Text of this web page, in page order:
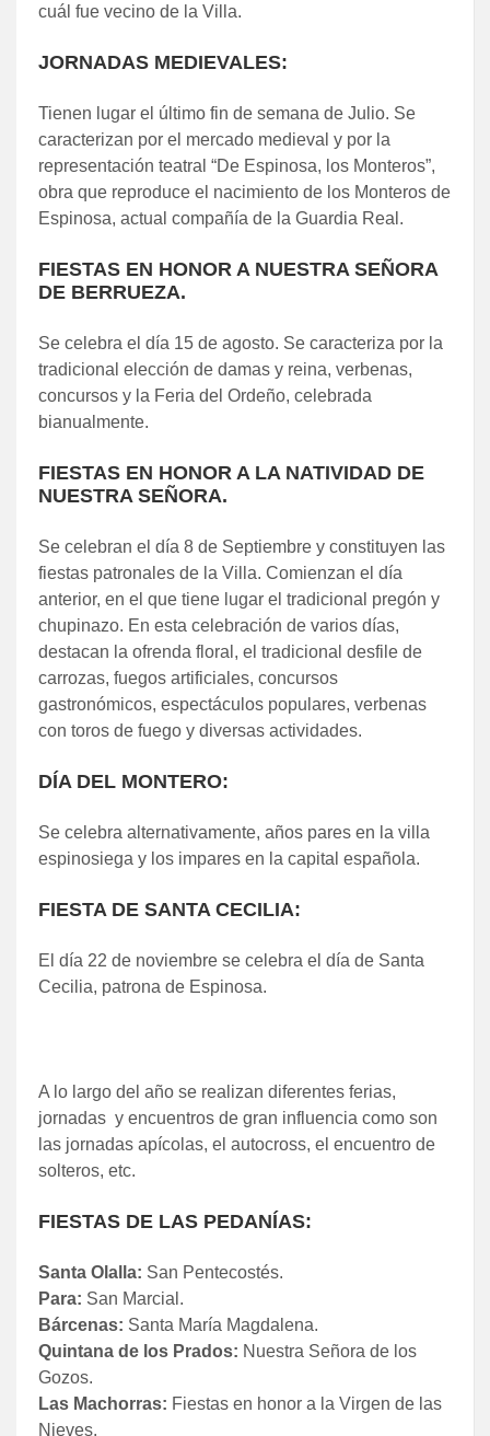
cuál fue vecino de la Villa.
JORNADAS MEDIEVALES:
Tienen lugar el último fin de semana de Julio. Se
caracterizan por el mercado medieval y por la
representación teatral “De Espinosa, los Monteros”,
obra que reproduce el nacimiento de los Monteros de
Espinosa, actual compañía de la Guardia Real.
FIESTAS EN HONOR A NUESTRA SEÑORA
DE BERRUEZA.
Se celebra el día 15 de agosto. Se caracteriza por la
tradicional elección de damas y reina, verbenas,
concursos y la Feria del Ordeño, celebrada
bianualmente.
FIESTAS EN HONOR A LA NATIVIDAD DE
NUESTRA SEÑORA.
Se celebran el día 8 de Septiembre y constituyen las
fiestas patronales de la Villa. Comienzan el día
anterior, en el que tiene lugar el tradicional pregón y
chupinazo. En esta celebración de varios días,
destacan la ofrenda floral, el tradicional desfile de
carrozas, fuegos artificiales, concursos
gastronómicos, espectáculos populares, verbenas
con toros de fuego y diversas actividades.
DÍA DEL MONTERO:
Se celebra alternativamente, años pares en la villa
espinosiega y los impares en la capital española.
FIESTA DE SANTA CECILIA:
El día 22 de noviembre se celebra el día de Santa
Cecilia, patrona de Espinosa.
A lo largo del año se realizan diferentes ferias,
jornadas y encuentros de gran influencia como son
las jornadas apícolas, el autocross, el encuentro de
solteros, etc.
FIESTAS DE LAS PEDANÍAS:
Santa Olalla: San Pentecostés.
Para: San Marcial.
Bárcenas: Santa María Magdalena.
Quintana de los Prados: Nuestra Señora de los
Gozos.
Las Machorras: Fiestas en honor a la Virgen de las
Nieves.